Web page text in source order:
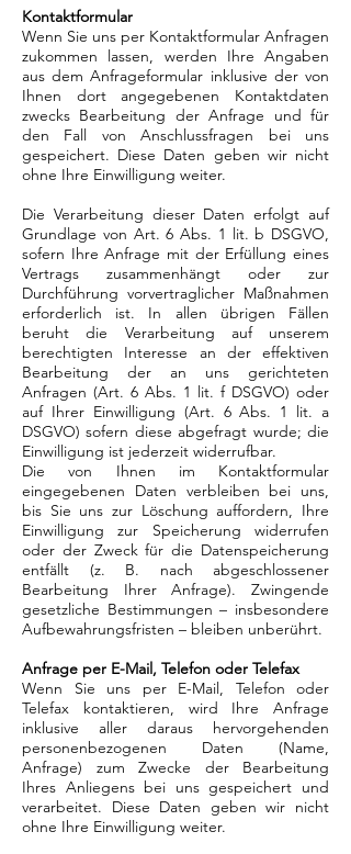
Kontaktformular
Wenn Sie uns per Kontaktformular Anfragen
zukommen lassen, werden Ihre Angaben
aus dem Anfrageformular inklusive der von
Ihnen dort angegebenen Kontaktdaten
zwecks Bearbeitung der Anfrage und für
den Fall von Anschlussfragen bei uns
gespeichert. Diese Daten geben wir nicht
ohne Ihre Einwilligung weiter.
Die Verarbeitung dieser Daten erfolgt auf
Grundlage von Art. 6 Abs. 1 lit. b DSGVO,
sofern Ihre Anfrage mit der Erfüllung eines
Vertrags zusammenhängt oder zur
Durchführung vorvertraglicher Maßnahmen
erforderlich ist. In allen übrigen Fällen
beruht die Verarbeitung auf unserem
berechtigten Interesse an der effektiven
Bearbeitung der an uns gerichteten
Anfragen (Art. 6 Abs. 1 lit. f DSGVO) oder
auf Ihrer Einwilligung (Art. 6 Abs. 1 lit. a
DSGVO) sofern diese abgefragt wurde; die
Einwilligung ist jederzeit widerrufbar.
Die von Ihnen im Kontaktformular
eingegebenen Daten verbleiben bei uns,
bis Sie uns zur Löschung auffordern, Ihre
Einwilligung zur Speicherung widerrufen
oder der Zweck für die Datenspeicherung
entfällt (z. B. nach abgeschlossener
Bearbeitung Ihrer Anfrage). Zwingende
gesetzliche Bestimmungen – insbesondere
Aufbewahrungsfristen – bleiben unberührt.
Anfrage per E-Mail, Telefon oder Telefax
Wenn Sie uns per E-Mail, Telefon oder
Telefax kontaktieren, wird Ihre Anfrage
inklusive aller daraus hervorgehenden
personenbezogenen Daten (Name,
Anfrage) zum Zwecke der Bearbeitung
Ihres Anliegens bei uns gespeichert und
verarbeitet. Diese Daten geben wir nicht
ohne Ihre Einwilligung weiter.